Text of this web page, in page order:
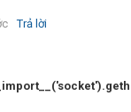
Trả lời